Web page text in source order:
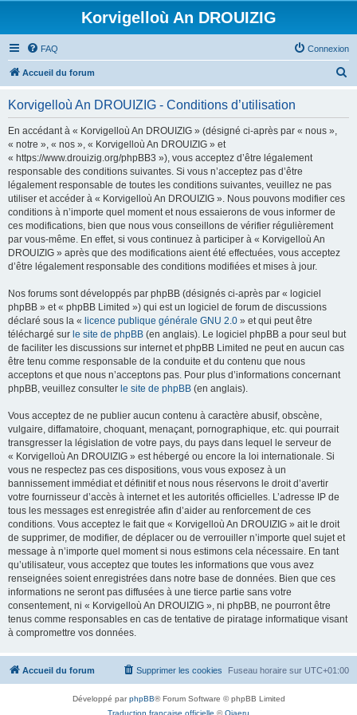
Korvigelloù An DROUIZIG
FAQ Connexion
Accueil du forum
Korvigelloù An DROUIZIG - Conditions d’utilisation
En accédant à « Korvigelloù An DROUIZIG » (désigné ci-après par « nous »,
« notre », « nos », « Korvigelloù An DROUIZIG » et
« https://www.drouizig.org/phpBB3 »), vous acceptez d’être légalement
responsable des conditions suivantes. Si vous n’acceptez pas d’être
légalement responsable de toutes les conditions suivantes, veuillez ne pas
utiliser et accéder à « Korvigelloù An DROUIZIG ». Nous pouvons modifier ces
conditions à n’importe quel moment et nous essaierons de vous informer de
ces modifications, bien que nous vous conseillons de vérifier régulièrement
par vous-même. En effet, si vous continuez à participer à « Korvigelloù An
DROUIZIG » après que des modifications aient été effectuées, vous acceptez
d’être légalement responsable des conditions modifiées et mises à jour.
Nos forums sont développés par phpBB (désignés ci-après par « logiciel
phpBB » et « phpBB Limited ») qui est un logiciel de forum de discussions
déclaré sous la « licence publique générale GNU 2.0 » et qui peut être
téléchargé sur le site de phpBB (en anglais). Le logiciel phpBB a pour seul but
de faciliter les discussions sur internet et phpBB Limited ne peut en aucun cas
être tenu comme responsable de la conduite et du contenu que nous
acceptons et que nous n’acceptons pas. Pour plus d’informations concernant
phpBB, veuillez consulter le site de phpBB (en anglais).
Vous acceptez de ne publier aucun contenu à caractère abusif, obscène,
vulgaire, diffamatoire, choquant, menaçant, pornographique, etc. qui pourrait
transgresser la législation de votre pays, du pays dans lequel le serveur de
« Korvigelloù An DROUIZIG » est hébergé ou encore la loi internationale. Si
vous ne respectez pas ces dispositions, vous vous exposez à un
bannissement immédiat et définitif et nous nous réservons le droit d’avertir
votre fournisseur d’accès à internet et les autorités officielles. L’adresse IP de
tous les messages est enregistrée afin d’aider au renforcement de ces
conditions. Vous acceptez le fait que « Korvigelloù An DROUIZIG » ait le droit
de supprimer, de modifier, de déplacer ou de verrouiller n’importe quel sujet et
message à n’importe quel moment si nous estimons cela nécessaire. En tant
qu’utilisateur, vous acceptez que toutes les informations que vous avez
renseignées soient enregistrées dans notre base de données. Bien que ces
informations ne seront pas diffusées à une tierce partie sans votre
consentement, ni « Korvigelloù An DROUIZIG », ni phpBB, ne pourront être
tenus comme responsables en cas de tentative de piratage informatique visant
à compromettre vos données.
Accueil du forum Fuseau horaire sur UTC+01:00
Supprimer les cookies
Développé parphpBB® Forum Software © phpBB Limited
Traduction française officielle ©Qiaeru